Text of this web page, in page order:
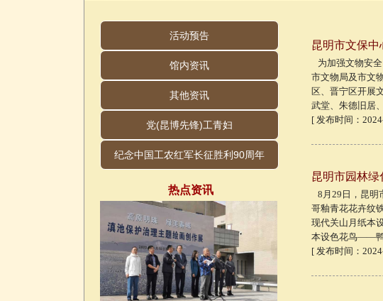
活动预告
馆内资讯
其他资讯
党(昆博先锋)工青妇
纪念中国工农红军长征胜利90周年
热点资讯
昆明市文保
为加强文物安
市文物局及市文
区、晋宁区开展
武堂、朱德旧居
[ 发布时间：
昆明市园林
8月29日，昆
哥釉青花花卉纹
现代关山月纸本
本设色花鸟——
[ 发布时间：